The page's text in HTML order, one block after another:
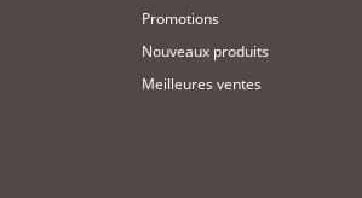
Promotions
Nouveaux produits
Meilleures ventes